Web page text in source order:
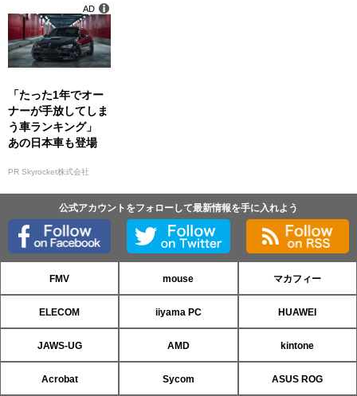
「たった1年でオー
ナーが手放してしま
う車ランキング」
あの日本車も登場
PR Skyrocket株式会社
AD
公式アカウントをフォローして最新情報を手に入れよう
FMV mouse マカフィー
ELECOM iiyama PC HUAWEI
JAWS-UG AMD kintone
Acrobat Sycom ASUS ROG